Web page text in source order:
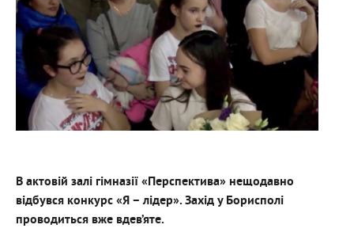
В актовій залі гімназії «Перспектива» нещодавно
відбувся конкурс «Я – лідер». Захід у Борисполі
проводиться вже вдев’яте.